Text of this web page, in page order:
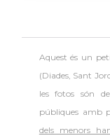
Aquest és un
(Diades, Sant
les fotos són
públiques amb
dels menors